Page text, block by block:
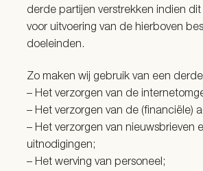
derde partijen verstrekken indien
voor uitvoering van de hierboven
doeleinden.
Zo maken wij gebruik van een
– Het verzorgen van de
– Het verzorgen van de (financiële)
– Het verzorgen van nieuwsbrieven
uitnodigingen;
– Het werving van personeel;